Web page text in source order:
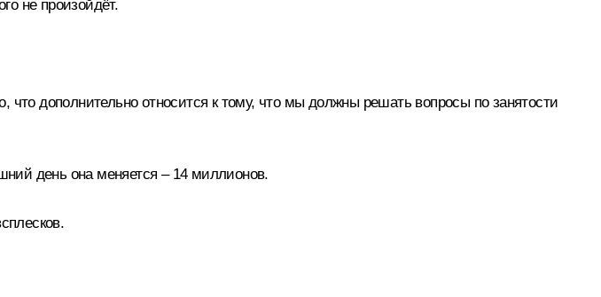
не произойдёт.
дополнительно относится к тому, что мы должны решать вопросы по занятости
день она меняется – 14 миллионов.